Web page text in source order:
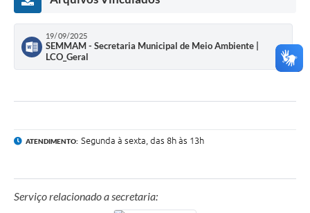
19/09/2025
SEMMAM - Secretaria Municipal de Meio Ambiente |
LCO_Geral
ATENDIMENTO: Segunda à sexta, das 8h às 13h
Serviço relacionado a secretaria: